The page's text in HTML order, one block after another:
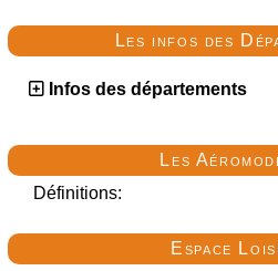
Les infos des
Infos des départements
Les
Définitions:
Espace